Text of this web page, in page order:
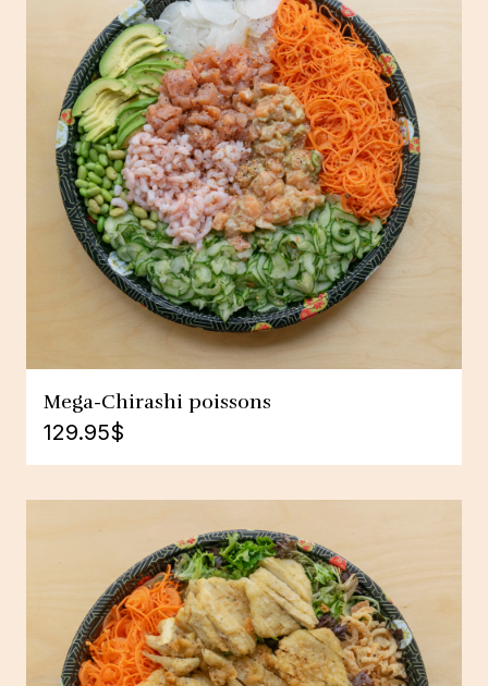
Mega-Chirashi poissons
129.95$